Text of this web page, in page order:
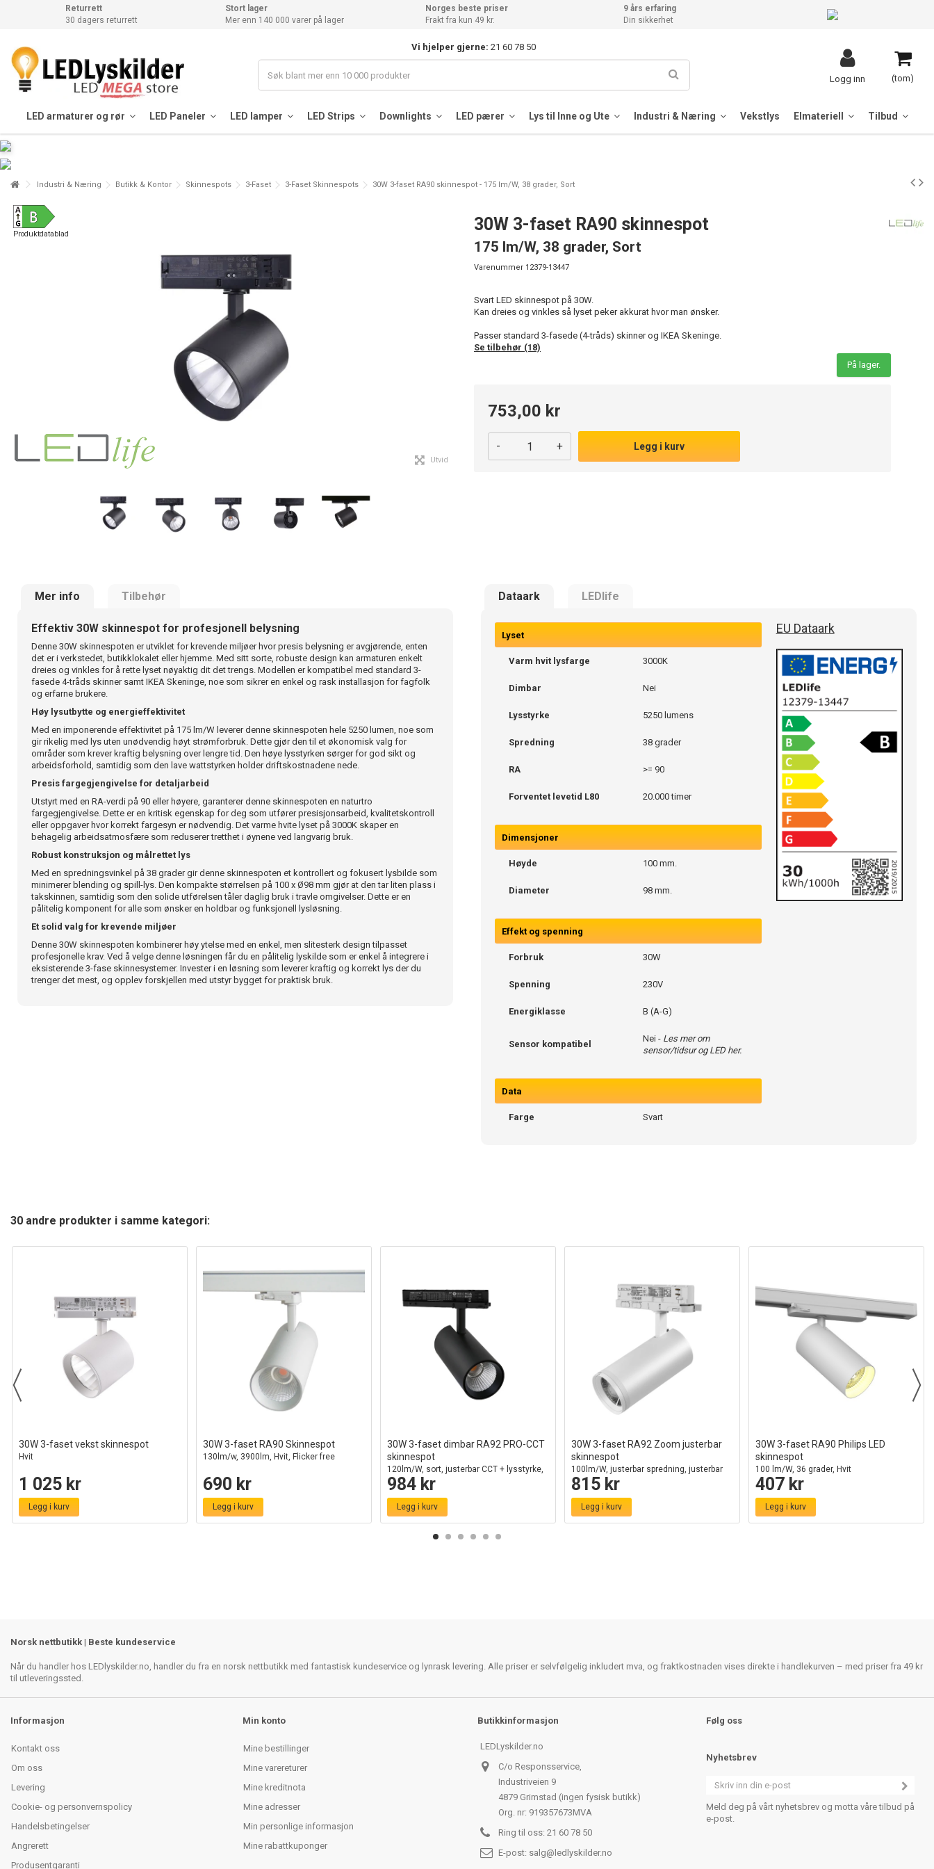
Returrett
30 dagers returrett
Stort lager
Mer enn 140 000 varer på lager
Norges beste priser
Frakt fra kun 49 kr.
9 års erfaring
Din sikkerhet
Vi hjelper gjerne: 21 60 78 50
(tom)
Logg inn
LED armaturer og rør LED Paneler LED lamper LED Strips Downlights LED pærer Lys til Inne og Ute Industri & Næring Vekstlys Elmateriell Tilbud
Industri & Næring Butikk & Kontor Skinnespots 3-Faset 3-Faset Skinnespots 30W 3-faset RA90 skinnespot - 175 lm/W, 38 grader, Sort
Produktdatablad
Utvid
30W 3-faset RA90 skinnespot
175 lm/W, 38 grader, Sort
Varenummer 12379-13447
Svart LED skinnespot på 30W.
Kan dreies og vinkles så lyset peker akkurat hvor man ønsker.
Passer standard 3-fasede (4-tråds) skinner og IKEA Skeninge.
Se tilbehør (18)
På lager.
753,00 kr
- + Legg i kurv
Mer info Tilbehør Dataark LEDlife
Effektiv 30W skinnespot for profesjonell belysning
Denne 30W skinnespoten er utviklet for krevende miljøer hvor presis belysning er avgjørende, enten
det er i verkstedet, butikklokalet eller hjemme. Med sitt sorte, robuste design kan armaturen enkelt
dreies og vinkles for å rette lyset nøyaktig dit det trengs. Modellen er kompatibel med standard 3-
fasede 4-tråds skinner samt IKEA Skeninge, noe som sikrer en enkel og rask installasjon for fagfolk
og erfarne brukere.
Høy lysutbytte og energieffektivitet
Med en imponerende effektivitet på 175 lm/W leverer denne skinnespoten hele 5250 lumen, noe som
gir rikelig med lys uten unødvendig høyt strømforbruk. Dette gjør den til et økonomisk valg for
områder som krever kraftig belysning over lengre tid. Den høye lysstyrken sørger for god sikt og
arbeidsforhold, samtidig som den lave wattstyrken holder driftskostnadene nede.
Presis fargegjengivelse for detaljarbeid
Utstyrt med en RA-verdi på 90 eller høyere, garanterer denne skinnespoten en naturtro
fargegjengivelse. Dette er en kritisk egenskap for deg som utfører presisjonsarbeid, kvalitetskontroll
eller oppgaver hvor korrekt fargesyn er nødvendig. Det varme hvite lyset på 3000K skaper en
behagelig arbeidsatmosfære som reduserer tretthet i øynene ved langvarig bruk.
Robust konstruksjon og målrettet lys
Med en spredningsvinkel på 38 grader gir denne skinnespoten et kontrollert og fokusert lysbilde som
minimerer blending og spill-lys. Den kompakte størrelsen på 100 x Ø98 mm gjør at den tar liten plass i
takskinnen, samtidig som den solide utførelsen tåler daglig bruk i travle omgivelser. Dette er en
pålitelig komponent for alle som ønsker en holdbar og funksjonell lysløsning.
Et solid valg for krevende miljøer
Denne 30W skinnespoten kombinerer høy ytelse med en enkel, men slitesterk design tilpasset
profesjonelle krav. Ved å velge denne løsningen får du en pålitelig lyskilde som er enkel å integrere i
eksisterende 3-fase skinnesystemer. Invester i en løsning som leverer kraftig og korrekt lys der du
trenger det mest, og opplev forskjellen med utstyr bygget for praktisk bruk.
Lyset
Varm hvit lysfarge 3000K
Dimbar Nei
Lysstyrke 5250 lumens
Spredning 38 grader
RA >= 90
Forventet levetid L80 20.000 timer
Dimensjoner
Høyde 100 mm.
Diameter 98 mm.
Effekt og spenning
Forbruk 30W
Spenning 230V
Energiklasse B (A-G)
Sensor kompatibel
Nei - Les mer om
sensor/tidsur og LED her.
Data
Farge Svart
EU Dataark
30 andre produkter i samme kategori:
30W 3-faset vekst skinnespot
Hvit
1 025 kr
Legg i kurv
30W 3-faset RA90 Skinnespot
130lm/w, 3900lm, Hvit, Flicker free
690 kr
Legg i kurv
30W 3-faset dimbar RA92 PRO-CCT
skinnespot
120lm/W, sort, justerbar CCT + lysstyrke,
3900lm, flimmerfri
984 kr
Legg i kurv
30W 3-faset RA92 Zoom justerbar
skinnespot
100lm/W, justerbar spredning, justerbar
CCT, hvit, justerbar lysstyrke
815 kr
Legg i kurv
30W 3-faset RA90 Philips LED
skinnespot
100 lm/W, 36 grader, Hvit
407 kr
Legg i kurv
Norsk nettbutikk | Beste kundeservice
Når du handler hos LEDlyskilder.no, handler du fra en norsk nettbutikk med fantastisk kundeservice og lynrask levering. Alle priser er selvfølgelig inkludert mva, og fraktkostnaden vises direkte i handlekurven – med priser fra 49 kr
til utleveringssted.
Informasjon
Kontakt oss
Om oss
Levering
Cookie- og personvernspolicy
Handelsbetingelser
Angrerett
Produsentgaranti
Min konto
Mine bestillinger
Mine varereturer
Mine kreditnota
Mine adresser
Min personlige informasjon
Mine rabattkuponger
Butikkinformasjon
LEDLyskilder.no
C/o Responsservice,
Industriveien 9
4879 Grimstad (ingen fysisk butikk)
Org. nr: 919357673MVA
Ring til oss: 21 60 78 50
E-post: salg@ledlyskilder.no
Følg oss
Nyhetsbrev
Meld deg på vårt nyhetsbrev og motta våre tilbud på
e-post.